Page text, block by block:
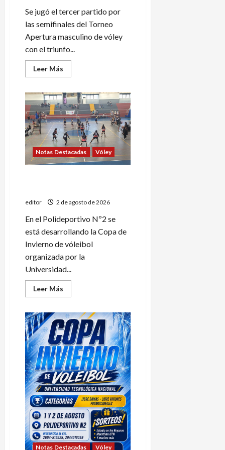
Se jugó el tercer partido por
las semifinales del Torneo
Apertura masculino de vóley
con el triunfo...
Leer Más
más
UTN
A
ganó
y
jugará
la
final
del
Torneo
Apertura
de
Notas Destacadas Vóley
editor 2 de agosto de 2026
En el Polideportivo Nº2 se
está desarrollando la Copa de
Invierno de vóleibol
organizada por la
Universidad...
Leer Más
más
Se
define
la
Copa
de
Invierno
de
vóley
Notas Destacadas Vóley